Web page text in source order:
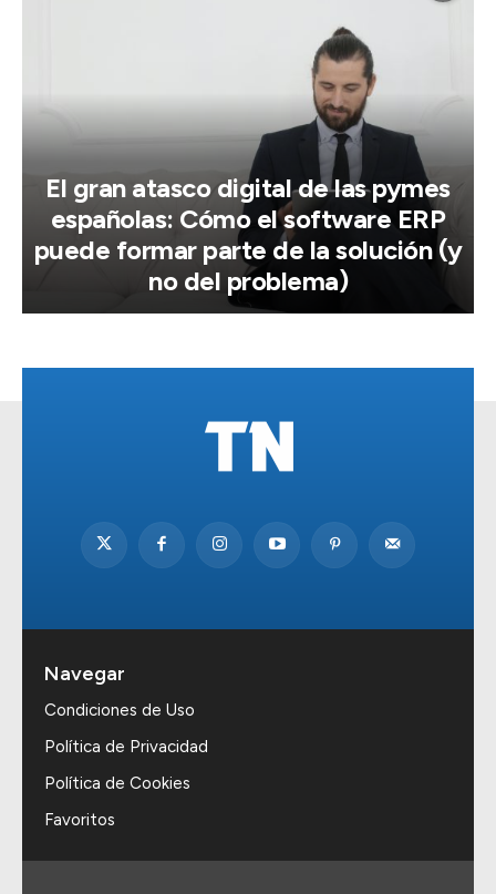
El gran atasco digital de las pymes
españolas: Cómo el software ERP
puede formar parte de la solución (y
no del problema)
Navegar
Condiciones de Uso
Política de Privacidad
Política de Cookies
Favoritos